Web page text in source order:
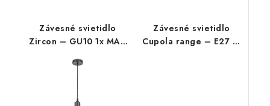
Závesné svietidlo
Zircon – GU10 1x MAX
Závesné svietidlo
Cupola range – E27 1x